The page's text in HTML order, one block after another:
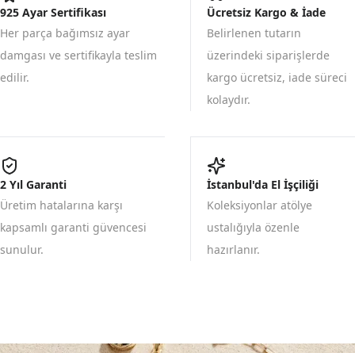
925 Ayar Sertifikası
Her parça bağımsız ayar
damgası ve sertifikayla teslim
edilir.
Ücretsiz Kargo & İade
Belirlenen tutarın
üzerindeki siparişlerde
kargo ücretsiz, iade süreci
kolaydır.
2 Yıl Garanti
Üretim hatalarına karşı
kapsamlı garanti güvencesi
sunulur.
İstanbul'da El İşçiliği
Koleksiyonlar atölye
ustalığıyla özenle
hazırlanır.